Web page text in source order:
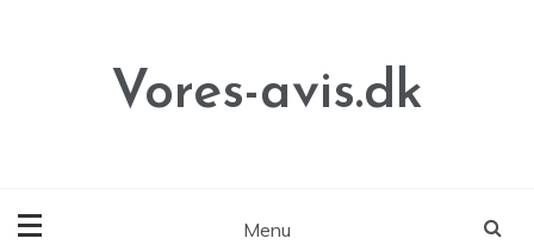
Vores-avis.dk
Menu